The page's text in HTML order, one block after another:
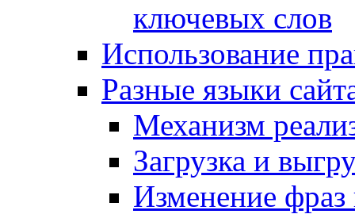
ключевых слов
Использование
Разные языки
Механизм
Загрузка и
Изменение